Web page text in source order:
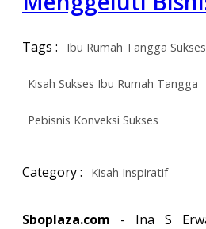
Tags : Ibu Rumah Tangga Sukses
Kisah Sukses Ibu Rumah Tangga
Pebisnis Konveksi Sukses
Category : Kisah Inspiratif
Sboplaza.com - Ina S